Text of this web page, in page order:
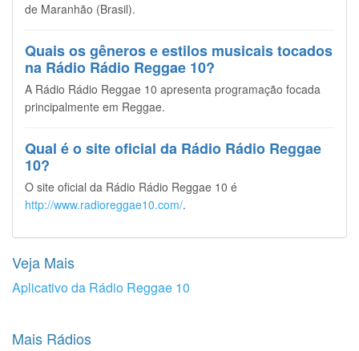
de Maranhão (Brasil).
Quais os gêneros e estilos musicais tocados
na Rádio Rádio Reggae 10?
A Rádio Rádio Reggae 10 apresenta programação focada
principalmente em Reggae.
Qual é o site oficial da Rádio Rádio Reggae
10?
O site oficial da Rádio Rádio Reggae 10 é
http://www.radioreggae10.com/.
Veja Mais
Aplicativo da Rádio Reggae 10
Mais Rádios